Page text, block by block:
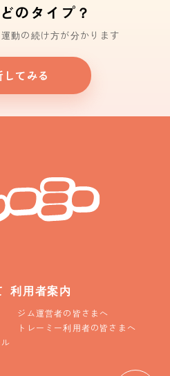
のタイプ？
動の続け方が分かります
してみる
利用者案内
ジム運営者の皆さまへ
トレーミー利用者の皆さまへ